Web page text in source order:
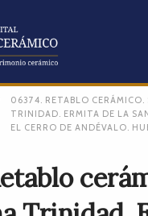
06374. RETABLO CERÁMICO.
TRINIDAD. ERMITA DE LA
EL CERRO DE ANDÉVALO.